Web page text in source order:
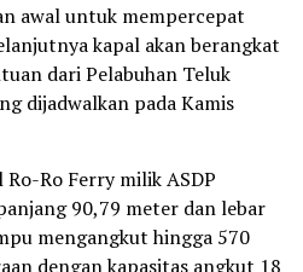
awal untuk mempercepat
kapal akan berangkat
dari Pelabuhan Teluk
dijadwalkan pada Kamis
Ro Ferry milik ASDP
90,79 meter dan lebar
mengangkut hingga 570
dengan kapasitas angkut 18